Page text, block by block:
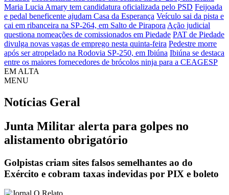
Maria Lucia Amary tem candidatura oficializada pelo PSD Feijoada
e pedal beneficente ajudam Casa da Esperança Veículo sai da pista e
cai em ribanceira na SP-264, em Salto de Pirapora Ação judicial
questiona nomeações de comissionados em Piedade PAT de Piedade
divulga novas vagas de emprego nesta quinta-feira Pedestre morre
após ser atropelado na Rodovia SP-250, em Ibiúna Ibiúna se destaca
entre os maiores fornecedores de brócolos ninja para a CEAGESP
EM ALTA
MENU
Notícias Geral
Junta Militar alerta para golpes no
alistamento obrigatório
Golpistas criam sites falsos semelhantes ao do
Exército e cobram taxas indevidas por PIX e boleto